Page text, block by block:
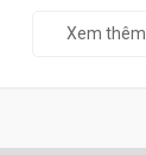
Xem thêm